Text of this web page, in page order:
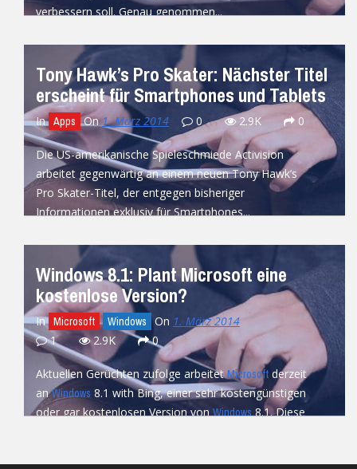
verbessern soll. Genau genommen...
Tony Hawk’s Pro Skater: Nächster Titel
erscheint für Smartphones und Tablets
In Apps On1. März 2014 0 2.9K 0
Die US-amerikanische Spieleschmiede Activision
arbeitet gegenwärtig an einem neuen Tony Hawk’s
Pro Skater-Titel, der entgegen bisheriger
Informationen exklusiv für Smartphones...
Windows 8.1: Plant Microsoft eine
kostenlose Version?
In Microsoft Windows On 1. März 2014
1
2.9K 0
Aktuellen Gerüchten zufolge arbeitetMicrosoft derzeit
anWindows 8.1 with Bing, einer sehr kostengünstigen
oder gar kostenlosen Version vonWindows8.1. Diese